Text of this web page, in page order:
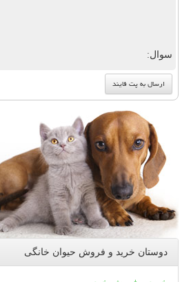
سوال:
دوستان خرید و فروش حیوان خانگی